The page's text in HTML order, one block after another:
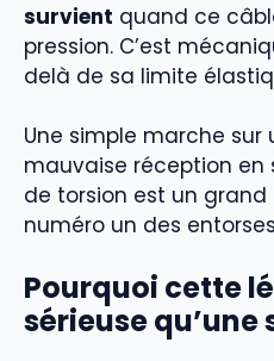
survient quand ce
pression. C’est
delà de sa limite
Une simple marche sur
mauvaise réception
de torsion est un
numéro un des
Pourquoi cette
sérieuse